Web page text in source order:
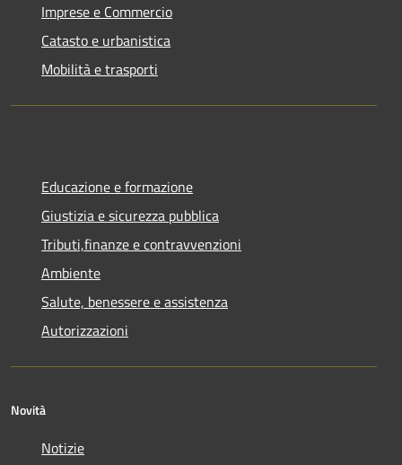
Imprese e Commercio
Catasto e urbanistica
Mobilità e trasporti
Educazione e formazione
Giustizia e sicurezza pubblica
Tributi,finanze e contravvenzioni
Ambiente
Salute, benessere e assistenza
Autorizzazioni
Novità
Notizie